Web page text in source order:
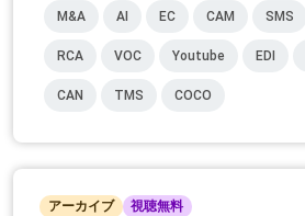
M&A AI EC CAM SMS
RCA VOC Youtube EDI
CAN TMS COCO
アーカイブ 視聴無料